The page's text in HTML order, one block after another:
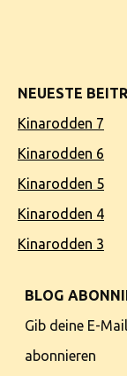
NEUESTE
Kinarodden 7
Kinarodden 6
Kinarodden 5
Kinarodden 4
Kinarodden 3
BLOG
Gib deine E-
abonnieren